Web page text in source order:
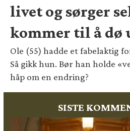
livet og sørger
kommer til å dø
Ole (55) hadde et fabelaktig
Så gikk hun. Bør han holde
håp om en endring?
SISTE